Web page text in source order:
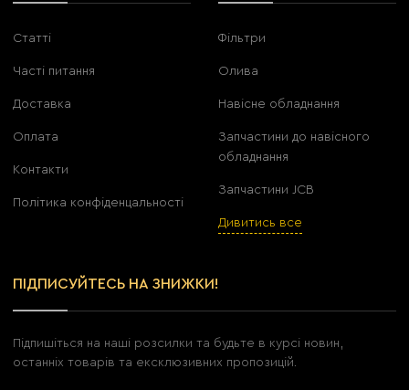
Статті
Часті питання
Доставка
Оплата
Контакти
Політика конфіденцальності
Фільтри
Олива
Навісне обладнання
Запчастини до навісного
обладнання
Запчастини JCB
Дивитись все
ПІДПИСУЙТЕСЬ НА ЗНИЖКИ!
Підпишіться на наші розсилки та будьте в курсі новин,
останніх товарів та ексклюзивних пропозицій.